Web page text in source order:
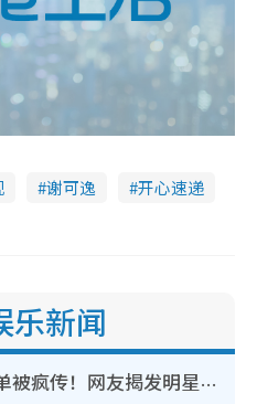
谢可逸
开心速递
乐新闻
8大最没礼貌艺人名单被疯传！网友揭发明星真面目，一致数落这一位是无品天花板？